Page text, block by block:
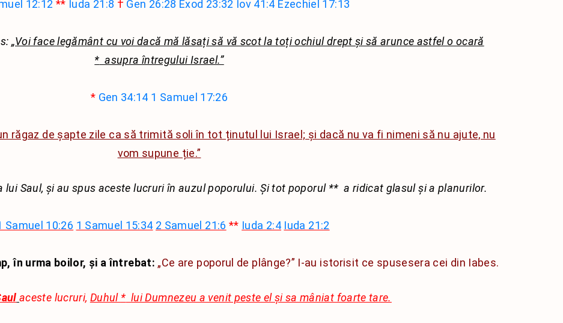
Plangerile lui Ieremia
Daniel
Obadia
Naum
Hagai
Maleahi
Iuda
Evrei
12:12 ** Iuda 21:8 † Gen 26:28 Exod 23:32 Iov 41:4 Ezechiel 17:13
„Voi face legământ cu voi dacă mă lăsați să vă scot la toți ochiul drept și să arunce astfel o ocară
* asupra întregului Israel.”
* Gen 34:14 1 Samuel 17:26
răgaz de șapte zile ca să trimită soli în tot ținutul lui Israel; și dacă nu va fi nimeni să nu ajute, nu
vom supune ție.”
lui Saul, și au spus aceste lucruri în auzul poporului. Și tot poporul ** a ridicat glasul și a planurilor.
Samuel 10:26 1 Samuel 15:34 2 Samuel 21:6 ** Iuda 2:4 Iuda 21:2
în urma boilor, și a întrebat: „Ce are poporul de plânge?” I-au istorisit ce spusesera cei din Iabes.
aceste lucruri, Duhul * lui Dumnezeu a venit peste el și sa mâniat foarte tare.